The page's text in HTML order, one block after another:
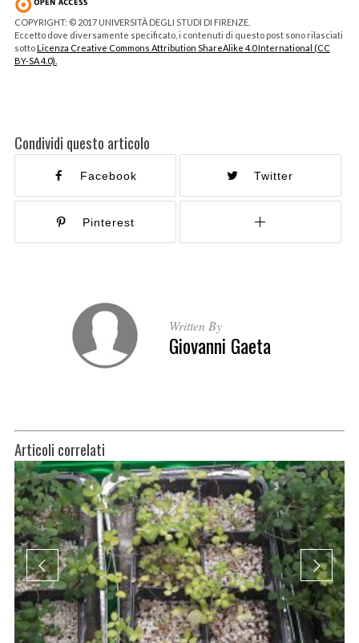
COPYRIGHT: © 2017 UNIVERSITÀ DEGLI STUDI DI FIRENZE.
Eccetto dove diversamente specificato, i contenuti di questo post sono rilasciati
sottoLicenza Creative Commons Attribution ShareAlike 4.0 International (CC
BY-SA 4.0).
Condividi questo articolo
Facebook Twitter
Pinterest
Written By
Giovanni Gaeta
Articoli correlati